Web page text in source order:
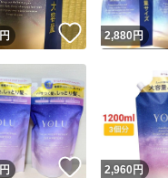
円 いいね！
2,880 円
円 いいね！
2,960 円